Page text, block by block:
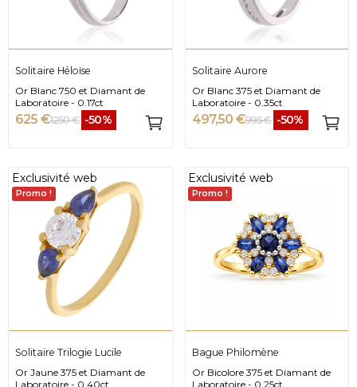
Solitaire Héloïse
Or Blanc 750 et Diamant de
Laboratoire - 0.17ct
625 €1 250 € -50%
Solitaire Aurore
Or Blanc 375 et Diamant de
Laboratoire - 0.35ct
497,50 €995 € -50%
Exclusivité web
Promo !
Solitaire Trilogie Lucile
Or Jaune 375 et Diamant de
Laboratoire - 0.40ct
Exclusivité web
Promo !
Bague Philomène
Or Bicolore 375 et Diamant de
Laboratoire - 0.25ct